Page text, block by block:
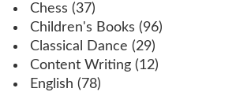
Chess (37)
Children's Books (96)
Classical Dance (29)
Content Writing (12)
English (78)